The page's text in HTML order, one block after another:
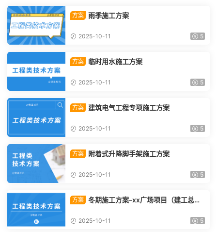
方案 雨季施工方案
2025-10-11 5
方案 临时用水施工方案
2025-10-11 5
方案 建筑电气工程专项施工方案
2025-10-11 5
方案 附着式升降脚手架施工方案
2025-10-11 5
方案 冬期施工方案–xx广场项目（建工总承
2025-10-11 5